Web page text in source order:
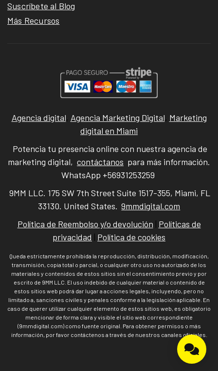
Suscríbete al Blog
Más Recursos
Agencia digital, Agencia Marketing Digital, Marketing
digital en Miami
Potencia tu presencia online con nuestra agencia de
marketing digital, contáctanos para más información.
WhatsApp +56931253259
9MM LLC. 175 SW 7th Street Suite 1517-355, Miami, FL
33130. United States. 9mmdigital.com
Política de Reembolso y/o devolución | Políticas de
privacidad | Política de cookies
Queda estrictamente prohibida la reproducción, distribución, modificación,
transmisión, copia total o parcial, o cualquier otro uso no autorizado de los
materiales y contenidos de estos sitios sin el consentimiento previo y por
escrito de 9MM LLC. El uso indebido de cualquier material o contenido de
estos sitios web podrá dar lugar a acciones legales, incluyendo, pero no
limitado a, sanciones civiles y penales conforme a la legislación aplicable. En
caso de querer utilizar cualquier elemento de estos sitios web, es obligatorio
mencionar de forma clara y visible el sitio web correspondiente
(9mmdigital.com) como fuente original. Para obtener permisos o más
información, por favor contáctenos a través de nuestros canales oficiales.